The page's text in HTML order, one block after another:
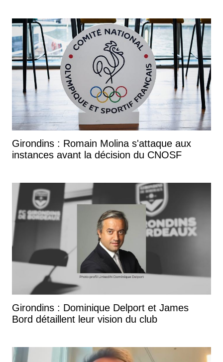
Girondins : Romain Molina s'attaque aux
instances avant la décision du CNOSF
Girondins : Dominique Delport et James
Bord détaillent leur vision du club